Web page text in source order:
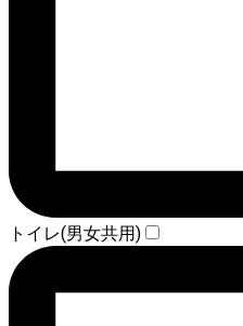
トイレ(男女共用)